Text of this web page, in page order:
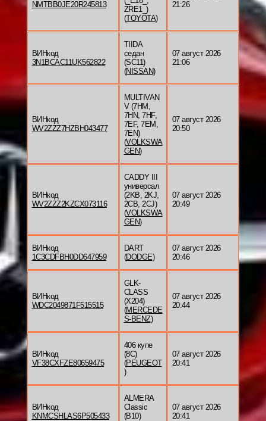
NMTBB0JE20R245813
ZRE1_)
(TOYOTA)
21:26
ВИНкод
3N1BCAC11UK562822
TIIDA
седан
(SC11)
(NISSAN)
07 август 2026
21:06
ВИНкод
WV2ZZZ7HZBH043477
MULTIVAN
V (7HM,
7HN, 7HF,
7EF, 7EM,
7EN)
(VOLKSWA
GEN)
07 август 2026
20:50
ВИНкод
WV2ZZZ2KZCX073116
CADDY III
универсал
(2KB, 2KJ,
2CB, 2CJ)
(VOLKSWA
GEN)
07 август 2026
20:49
ВИНкод
1C3CDFBH0DD647959
DART
(DODGE)
07 август 2026
20:46
ВИНкод
WDC2049871F515515
GLK-
CLASS
(X204)
(MERCEDE
S-BENZ)
07 август 2026
20:44
ВИНкод
VF38CXFZE80659475
406 купе
(8C)
(PEUGEOT
)
07 август 2026
20:41
ВИНкод
KNMCSHLAS6P505433
ALMERA
Classic
(B10)
07 август 2026
20:41